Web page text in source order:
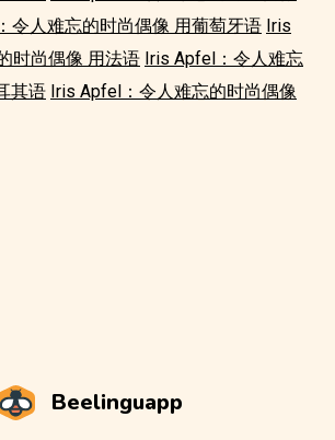
令人难忘的时尚偶像 用葡萄牙语 Iris
时尚偶像 用法语 Iris Apfel：令人难忘
其语 Iris Apfel：令人难忘的时尚偶像
Beelinguapp